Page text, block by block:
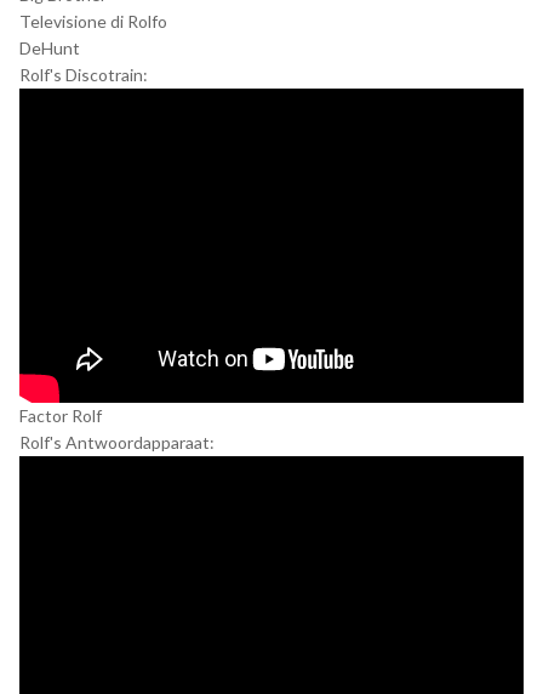
Televisione di Rolfo
DeHunt
Rolf's Discotrain:
Factor Rolf
Rolf's Antwoordapparaat: